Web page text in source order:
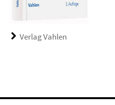
Verlag Vahlen